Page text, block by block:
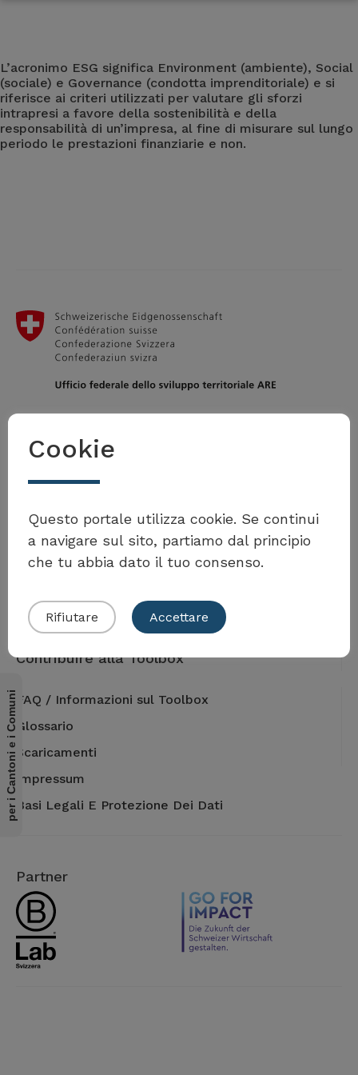
L’acronimo ESG significa Environment (ambiente), Social
(sociale) e Governance (condotta imprenditoriale) e si
riferisce ai criteri utilizzati per valutare gli sforzi
intrapresi a favore della sostenibilità e della
responsabilità di un’impresa, al fine di misurare sul lungo
periodo le prestazioni finanziarie e non.
3003 Berna
Tel. +41 58 462 40 60
toolbox.agenda2030@are.admin.ch
Worblentalstrasse 66
3063 Ittigen
Contribuire alla Toolbox
FAQ / Informazioni sul Toolbox
Glossario
Scaricamenti
Impressum
Basi Legali E Protezione Dei Dati
Partner
per i Cantoni e i Comuni
Cookie
Questo portale utilizza cookie. Se continui
a navigare sul sito, partiamo dal principio
che tu abbia dato il tuo consenso.
Rifiutare Accettare